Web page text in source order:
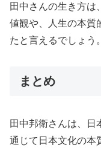
田中さんの生き方は
値観や、人生の本質
たと言えるでしょう。
まとめ
田中邦衛さんは、日
通じて日本文化の本